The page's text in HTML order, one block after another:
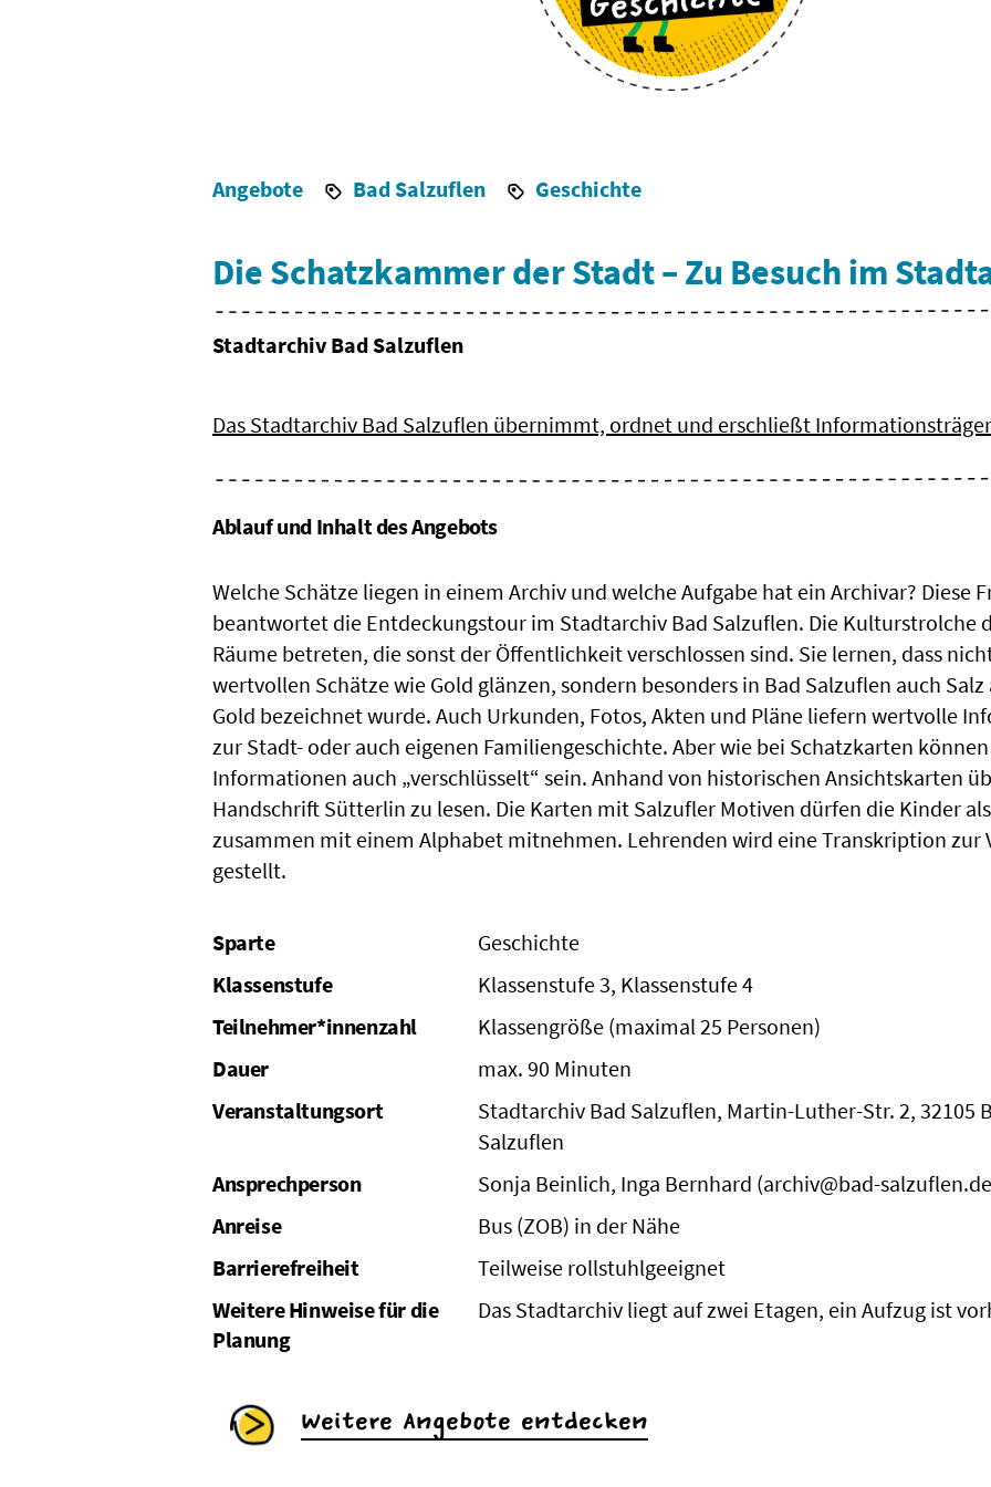
Angebote Bad Salzuflen Geschichte
Die Schatzkammer der Stadt – Zu Besuch im
Stadtarchiv Bad Salzuflen
Das Stadtarchiv Bad Salzuflen übernimmt, ordnet und erschließt
Ablauf und Inhalt des Angebots
Welche Schätze liegen in einem Archiv und welche Aufgabe hat ein Archivar? Diese
beantwortet die Entdeckungstour im Stadtarchiv Bad Salzuflen. Die Kulturstrolche
Räume betreten, die sonst der Öffentlichkeit verschlossen sind. Sie lernen, dass
wertvollen Schätze wie Gold glänzen, sondern besonders in Bad Salzuflen auch Salz
Gold bezeichnet wurde. Auch Urkunden, Fotos, Akten und Pläne liefern wertvolle
zur Stadt- oder auch eigenen Familiengeschichte. Aber wie bei Schatzkarten
Informationen auch „verschlüsselt“ sein. Anhand von historischen Ansichtskarten
Handschrift Sütterlin zu lesen. Die Karten mit Salzufler Motiven dürfen die Kinder
zusammen mit einem Alphabet mitnehmen. Lehrenden wird eine Transkription zur
gestellt.
Sparte
Geschichte
Klassenstufe
Klassenstufe 3, Klassenstufe 4
Teilnehmer*innenzahl
Klassengröße (maximal 25 Personen)
Dauer
max. 90 Minuten
Veranstaltungsort
Stadtarchiv Bad Salzuflen, Martin-Luther-Str. 2, 32105
Salzuflen
Ansprechperson
Sonja Beinlich, Inga Bernhard (archiv@bad-
Anreise
Bus (ZOB) in der Nähe
Barrierefreiheit
Teilweise rollstuhlgeeignet
Weitere Hinweise für die
Planung
Das Stadtarchiv liegt auf zwei Etagen, ein Aufzug ist
Weitere Angebote entdecken